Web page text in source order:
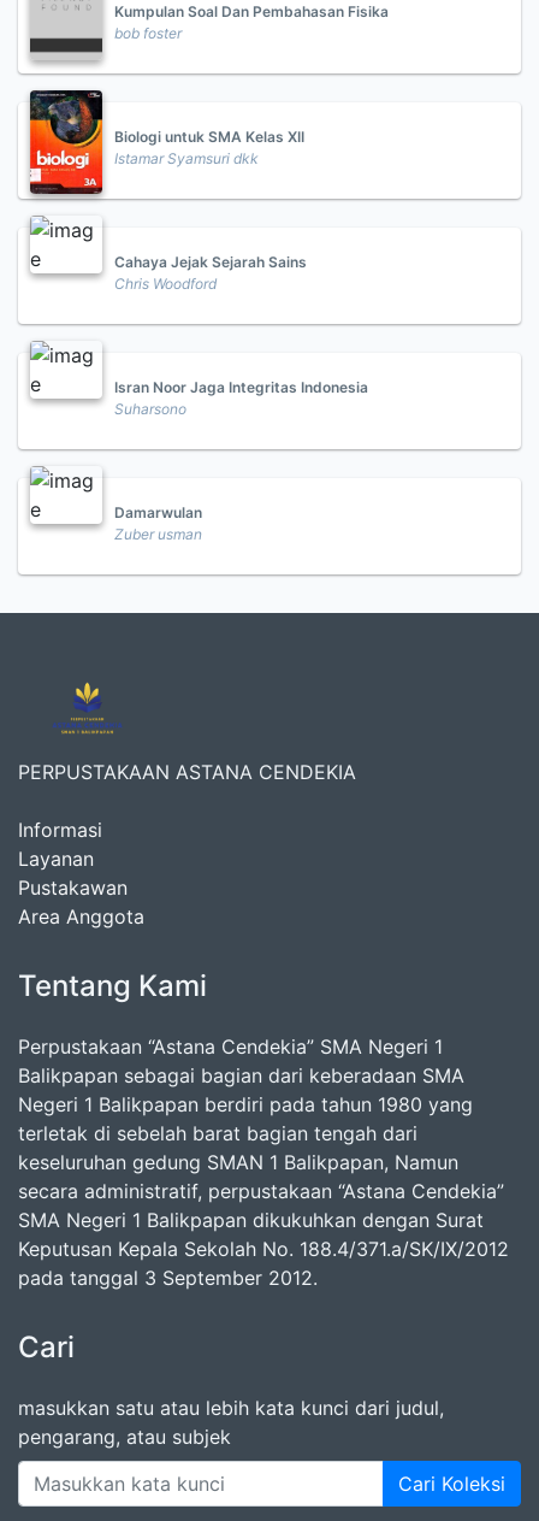
Kumpulan Soal Dan Pembahasan Fisika
bob foster
Biologi untuk SMA Kelas XII
Istamar Syamsuri dkk
Cahaya Jejak Sejarah Sains
Chris Woodford
Isran Noor Jaga Integritas Indonesia
Suharsono
Damarwulan
Zuber usman
PERPUSTAKAAN ASTANA CENDEKIA
Informasi
Layanan
Pustakawan
Area Anggota
Tentang Kami
Perpustakaan “Astana Cendekia” SMA Negeri 1
Balikpapan sebagai bagian dari keberadaan SMA
Negeri 1 Balikpapan berdiri pada tahun 1980 yang
terletak di sebelah barat bagian tengah dari
keseluruhan gedung SMAN 1 Balikpapan, Namun
secara administratif, perpustakaan “Astana Cendekia”
SMA Negeri 1 Balikpapan dikukuhkan dengan Surat
Keputusan Kepala Sekolah No. 188.4/371.a/SK/IX/2012
pada tanggal 3 September 2012.
Cari
masukkan satu atau lebih kata kunci dari judul,
pengarang, atau subjek
Cari Koleksi